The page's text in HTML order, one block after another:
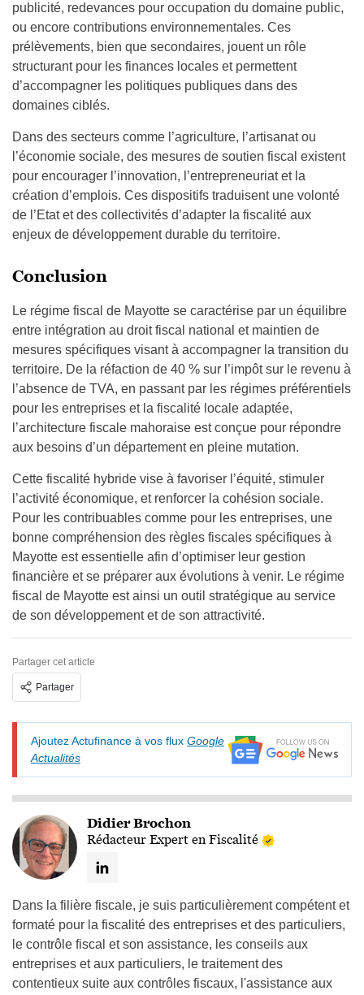
publicité, redevances pour occupation du domaine public,
ou encore contributions environnementales. Ces
prélèvements, bien que secondaires, jouent un rôle
structurant pour les finances locales et permettent
d’accompagner les politiques publiques dans des
domaines ciblés.
Dans des secteurs comme l’agriculture, l’artisanat ou
l’économie sociale, des mesures de soutien fiscal existent
pour encourager l’innovation, l’entrepreneuriat et la
création d’emplois. Ces dispositifs traduisent une volonté
de l’Etat et des collectivités d’adapter la fiscalité aux
enjeux de développement durable du territoire.
Conclusion
Le régime fiscal de Mayotte se caractérise par un équilibre
entre intégration au droit fiscal national et maintien de
mesures spécifiques visant à accompagner la transition du
territoire. De la réfaction de 40 % sur l’impôt sur le revenu à
l’absence de TVA, en passant par les régimes préférentiels
pour les entreprises et la fiscalité locale adaptée,
l’architecture fiscale mahoraise est conçue pour répondre
aux besoins d’un département en pleine mutation.
Cette fiscalité hybride vise à favoriser l’équité, stimuler
l’activité économique, et renforcer la cohésion sociale.
Pour les contribuables comme pour les entreprises, une
bonne compréhension des règles fiscales spécifiques à
Mayotte est essentielle afin d’optimiser leur gestion
financière et se préparer aux évolutions à venir. Le régime
fiscal de Mayotte est ainsi un outil stratégique au service
de son développement et de son attractivité.
Partager cet article
Partager
Ajoutez Actufinance à vos flux Google
Actualités
Didier Brochon
Rédacteur Expert en Fiscalité
Dans la filière fiscale, je suis particulièrement compétent et
formaté pour la fiscalité des entreprises et des particuliers,
le contrôle fiscal et son assistance, les conseils aux
entreprises et aux particuliers, le traitement des
contentieux suite aux contrôles fiscaux, l'assistance aux